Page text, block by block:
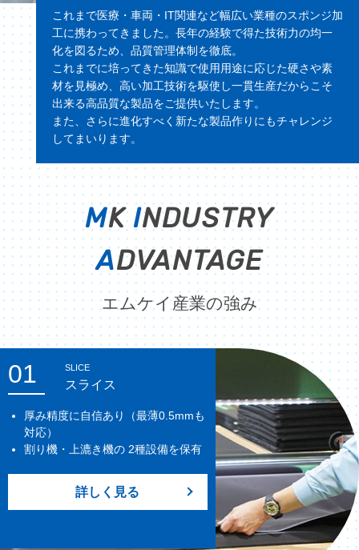
これまで医療・車両・IT関連など幅広い業種のスポンジ加
工に携わってきました。長年の経験で得た技術力の均一
化を図るため、品質管理体制を徹底。
これまでに培ってきた知識で使用用途に応じた硬さや素
材を見極め、高い加工技術を駆使し一貫生産だからこそ
出来る高品質な製品をご提供いたします。
また、さらに進化すべく新たな製品作りにもチャレンジ
してまいります。
MKINDUSTRY
ADVANTAGE
エムケイ産業の強み
01 SLICE
スライス
厚み精度に自信あり（最薄0.5mmも
対応）
割り機・上漉き機の 2種設備を保有
詳しく見る